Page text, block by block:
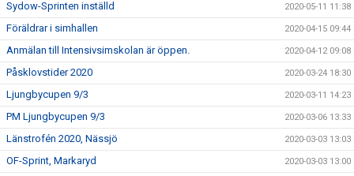
Sydow-Sprinten inställd 2020-05-11 11:38
Föräldrar i simhallen 2020-04-15 09:44
Anmälan till Intensivsimskolan är öppen. 2020-04-12 09:08
Påsklovstider 2020 2020-03-24 18:30
Ljungbycupen 9/3 2020-03-11 14:23
PM Ljungbycupen 9/3 2020-03-06 13:33
Länstrofén 2020, Nässjö 2020-03-03 13:03
OF-Sprint, Markaryd 2020-03-03 13:00